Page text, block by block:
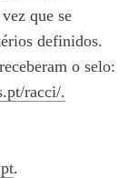
que se
definidos.
o selo:
racci/.
.